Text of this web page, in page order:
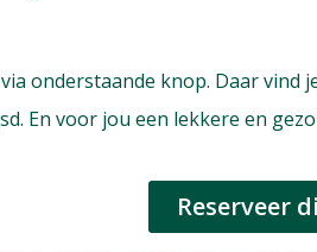
onderstaande knop. Daar
En voor jou een lekkere en
Reserveer